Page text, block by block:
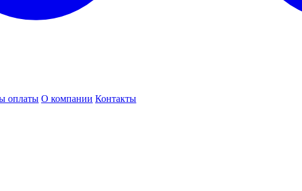
оплаты О компании Контакты